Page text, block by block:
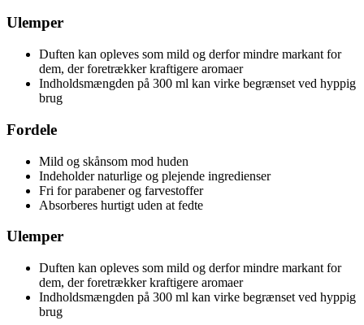
Ulemper
Duften kan opleves som mild og derfor mindre markant for
dem, der foretrækker kraftigere aromaer
Indholdsmængden på 300 ml kan virke begrænset ved hyppig
brug
Fordele
Mild og skånsom mod huden
Indeholder naturlige og plejende ingredienser
Fri for parabener og farvestoffer
Absorberes hurtigt uden at fedte
Ulemper
Duften kan opleves som mild og derfor mindre markant for
dem, der foretrækker kraftigere aromaer
Indholdsmængden på 300 ml kan virke begrænset ved hyppig
brug